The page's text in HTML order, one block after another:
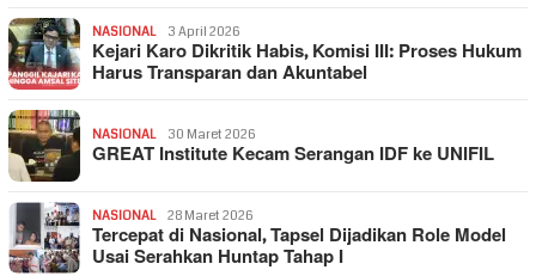
NASIONAL 3 April 2026
Kejari Karo Dikritik Habis, Komisi III: Proses Hukum
Harus Transparan dan Akuntabel
NASIONAL 30 Maret 2026
GREAT Institute Kecam Serangan IDF ke UNIFIL
NASIONAL 28 Maret 2026
Tercepat di Nasional, Tapsel Dijadikan Role Model
Usai Serahkan Huntap Tahap I